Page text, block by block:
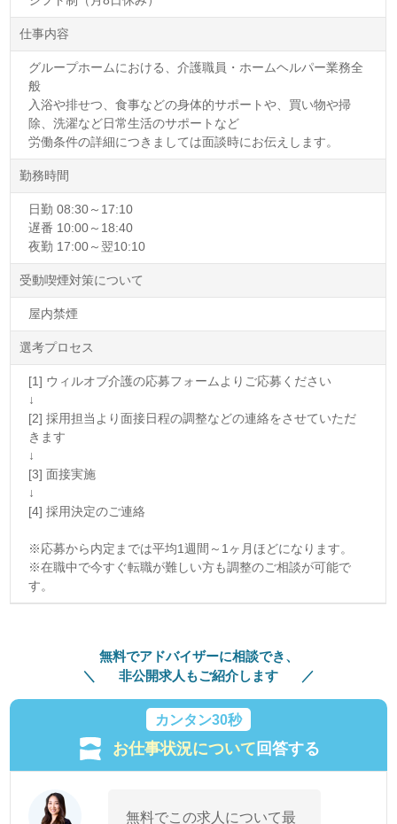
仕事内容
グループホームにおける、介護職員・ホームヘルパー業務全
般
入浴や排せつ、食事などの身体的サポートや、買い物や掃
除、洗濯など日常生活のサポートなど
労働条件の詳細につきましては面談時にお伝えします。
勤務時間
日勤 08:30～17:10
遅番 10:00～18:40
夜勤 17:00～翌10:10
受動喫煙対策について
屋内禁煙
選考プロセス
[1] ウィルオブ介護の応募フォームよりご応募ください
↓
[2] 採用担当より面接日程の調整などの連絡をさせていただ
きます
↓
[3] 面接実施
↓
[4] 採用決定のご連絡
※応募から内定までは平均1週間～1ヶ月ほどになります。
※在職中で今すぐ転職が難しい方も調整のご相談が可能で
す。
無料でアドバイザーに相談でき、
非公開求人もご紹介します
カンタン30秒
お仕事状況について回答する
無料でこの求人について最